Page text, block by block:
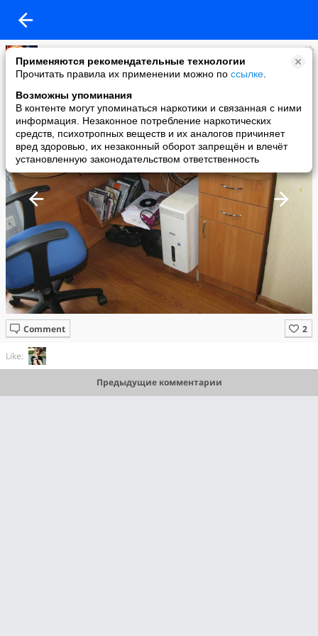
Применяются рекомендательные технологии
Прочитать правила их применении можно по ссылке
Возможны упоминания
В контенте могут упоминаться наркотики и связанная с ними
информация. Незаконное потребление наркотических
средств, психотропных веществ и их аналогов причиняет
вред здоровью, их незаконный оборот запрещён и влечёт
установленную законодательством ответственность
-+-
added a photo
20 Aug в 08:28
Comment
Like:
Предыдущие комментарии